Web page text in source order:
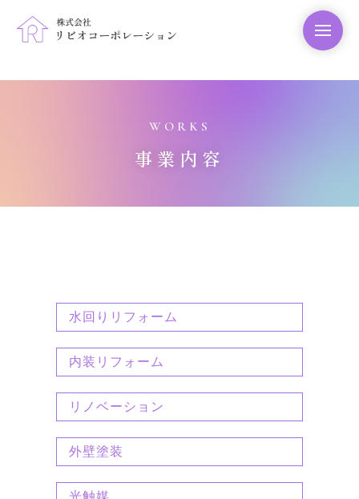
WORKS
事業内容
水回りリフォーム
内装リフォーム
リノベーション
外壁塗装
光触媒